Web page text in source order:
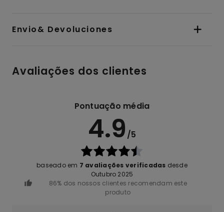
Envio& Devoluciones
Avaliações dos clientes
Pontuação média
4.9 /5
baseado em 7 avaliações verificadas desde
Outubro 2025
86% dos nossos clientes recomendam este
produto